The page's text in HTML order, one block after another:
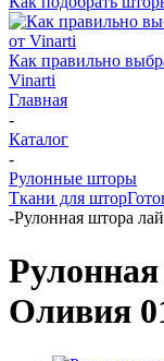
Как правильно
Vinarti
Главная
-
Каталог
-
Рулонные шторы
Ткани для штор
-Рулонная штора
Оливия